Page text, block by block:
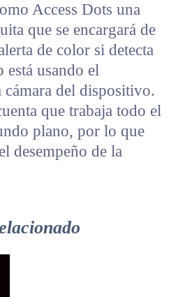
Access Dots una
que se encargará de
de color si detecta
está usando el
del dispositivo.
que trabaja todo el
plano, por lo que
desempeño de la